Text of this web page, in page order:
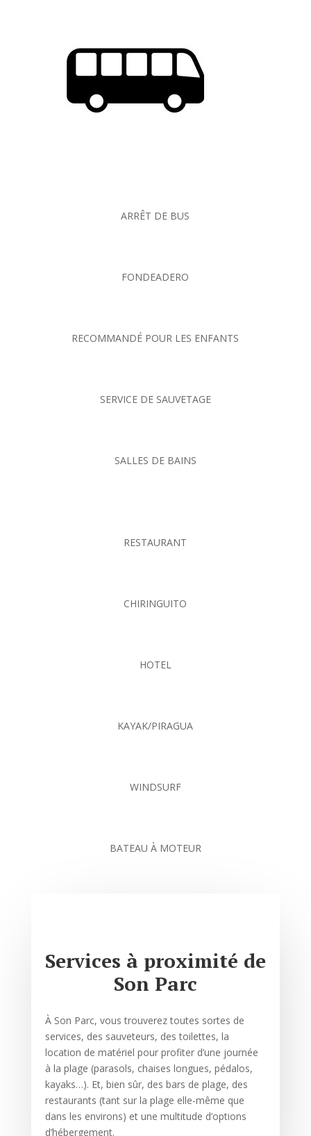
ARRÊT DE BUS
FONDEADERO
RECOMMANDÉ POUR LES ENFANTS
SERVICE DE SAUVETAGE
SALLES DE BAINS
RESTAURANT
CHIRINGUITO
HOTEL
KAYAK/PIRAGUA
WINDSURF
BATEAU À MOTEUR
Services à proximité de
Son Parc
À Son Parc, vous trouverez toutes sortes de
services, des sauveteurs, des toilettes, la
location de matériel pour profiter d’une journée
à la plage (parasols, chaises longues, pédalos,
kayaks…). Et, bien sûr, des bars de plage, des
restaurants (tant sur la plage elle-même que
dans les environs) et une multitude d’options
d’hébergement.